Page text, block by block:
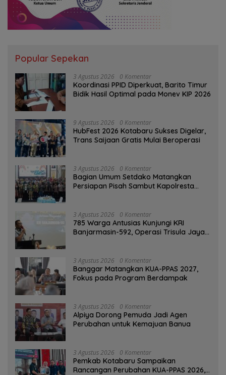
Popular Sepekan
3 Agustus 2026 0 Komentar
Koordinasi PPID Diperkuat, Barito Timur
Bidik Hasil Optimal pada Monev KIP 2026
9 Agustus 2026 0 Komentar
HubFest 2026 Kotabaru Sukses Digelar,
Trans Saijaan Gratis Mulai Beroperasi
3 Agustus 2026 0 Komentar
Bagian Umum Setdako Matangkan
Persiapan Pisah Sambut Kapolresta
3 Agustus 2026 0 Komentar
785 Warga Antusias Kunjungi KRI
Banjarmasin-592, Operasi Trisula Jaya
3 Agustus 2026 0 Komentar
‎Banggar Matangkan KUA-PPAS 2027,
Fokus pada Program Berdampak
3 Agustus 2026 0 Komentar
‎Alpiya Dorong Pemuda Jadi Agen
Perubahan untuk Kemajuan Banua ‎
3 Agustus 2026 0 Komentar
Pemkab Kotabaru Sampaikan
Rancangan Perubahan KUA-PPAS 2026,